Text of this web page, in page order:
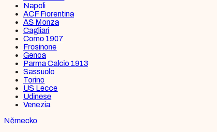
Napoli
ACF Fiorentina
AS Monza
Cagliari
Como 1907
Frosinone
Genoa
Parma Calcio 1913
Sassuolo
Torino
US Lecce
Udinese
Venezia
Německo